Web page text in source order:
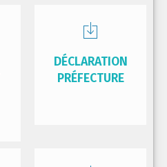
DÉCLARATION
PRÉFECTURE